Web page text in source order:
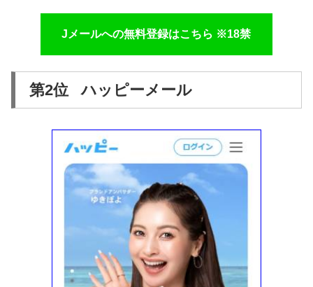
Jメールへの無料登録はこちら ※18禁
第2位 ハッピーメール